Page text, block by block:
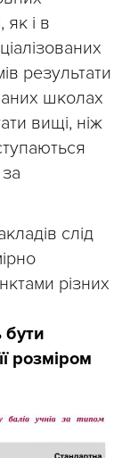
як і в
результати
школах
вищі, ніж
слід
різних
бути
розміром